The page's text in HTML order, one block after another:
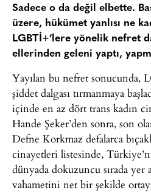
Sadece o da değil elbette.
üzere, hükümet yanlısı ne
LGBTİ+’lere yönelik nefret
ellerinden geleni yaptı,
Yayılan bu nefret sonucunda,
şiddet dalgası tırmanmaya
içinde en az dört trans kadın
Hande Şeker’den sonra, son
Defne Korkmaz defalarca
cinayetleri listesinde,
dünyada dokuzuncu sırada yer
vahametini net bir şekilde